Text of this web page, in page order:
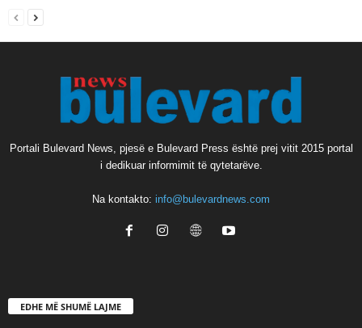
Portali Bulevard News, pjesë e Bulevard Press është prej vitit 2015 portal
i dedikuar informimit të qytetarëve.
Na kontakto: info@bulevardnews.com
EDHE MË SHUMË LAJME